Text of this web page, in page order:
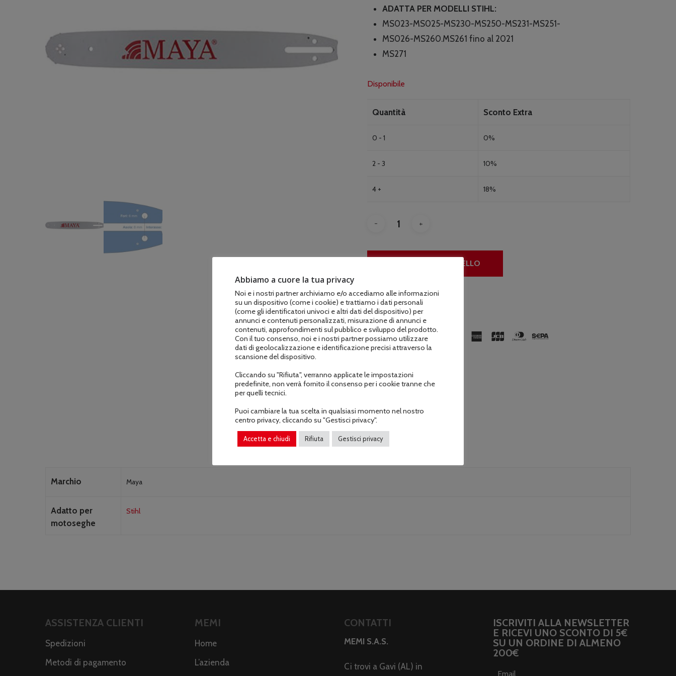
ADATTA PER MODELLI STIHL:
MS023-MS025-MS230-MS250-MS231-MS251-
MS026-MS260.MS261 fino al 2021
MS271
Disponibile
Quantità Sconto Extra
0 - 1 0%
2 - 3 10%
4 + 18%
AGGIUNGI AL CARRELLO
COD:C452715
Informazioni aggiuntive
Marchio Maya
Adatto per
motoseghe
Stihl
ASSISTENZA CLIENTI
Spedizioni
Metodi di pagamento
MEMI
Home
L’azienda
CONTATTI
MEMI S.A.S.
Ci trovi a Gavi (AL) in
ISCRIVITI ALLA NEWSLETTER
E RICEVI UNO SCONTO DI 5€
SU UN ORDINE DI ALMENO
200€
Email
Abbiamo a cuore la tua privacy
Noi e i nostri partner archiviamo e/o accediamo alle informazioni
su un dispositivo (come i cookie) e trattiamo i dati personali
(come gli identificatori univoci e altri dati del dispositivo) per
annunci e contenuti personalizzati, misurazione di annunci e
contenuti, approfondimenti sul pubblico e sviluppo del prodotto.
Con il tuo consenso, noi e i nostri partner possiamo utilizzare
dati di geolocalizzazione e identificazione precisi attraverso la
scansione del dispositivo.
Cliccando su "Rifiuta", verranno applicate le impostazioni
predefinite, non verrà fornito il consenso per i cookie tranne che
per quelli tecnici.
Puoi cambiare la tua scelta in qualsiasi momento nel nostro
centro privacy, cliccando su "Gestisci privacy".
Accetta e chiudi Rifiuta Gestisci privacy